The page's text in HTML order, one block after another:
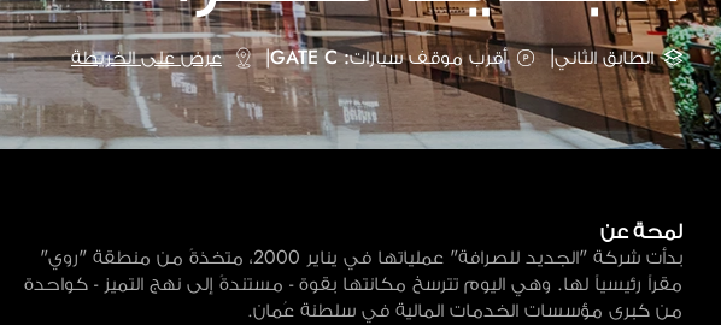
الطابق الثاني| أقرب موقف سيارات: GATE C | عرض على الخريطة
لمحة عن
بدأت شركة "الجديد للصرافة" عملياتها في يناير 2000، متخذةً من منطقة "روي"
مقراً رئيسياً لها. وهي اليوم تترسخ مكانتها بقوة - مستندةً إلى نهج التميز - كواحدة
من كبرى مؤسسات الخدمات المالية في سلطنة عُمان.